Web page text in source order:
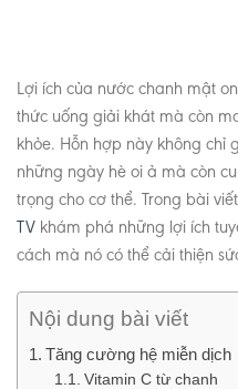
Lợi ích của nước chanh mật
thức uống giải khát mà còn
khỏe. Hỗn hợp này không chỉ
những ngày hè oi ả mà còn
trọng cho cơ thể. Trong bài
TV khám phá những lợi ích
cách mà nó có thể cải thiện
Nội dung bài viết
Tăng cường hệ miễn dịch
Vitamin C từ chanh